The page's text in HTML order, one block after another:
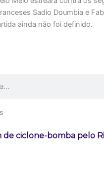
Sadio Doumbia e
ainda não foi definido.
de ciclone-bomba pelo